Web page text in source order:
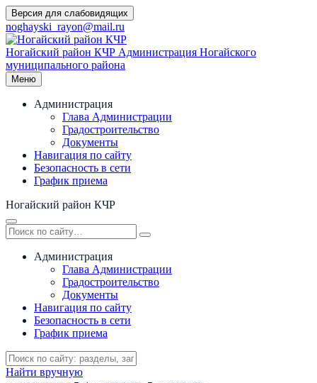
Перейти
к
содержимому
Версия для слабовидящих
noghayski_rayon@mail.ru
Ногайский район КЧР Администрация Ногайского
муниципального района
Меню
Администрация
Глава Администрации
Градостроительство
Документы
Навигация по сайту
Безопасность в сети
График приема
Ногайский район КЧР
Администрация
Глава Администрации
Градостроительство
Документы
Навигация по сайту
Безопасность в сети
График приема
Найти вручную